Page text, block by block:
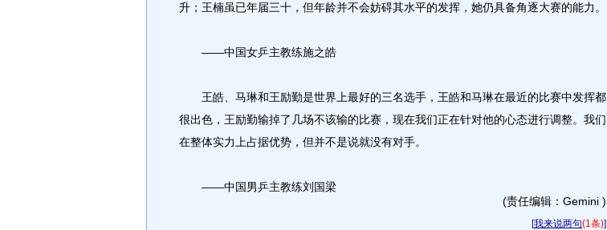
升；王楠虽已年届三十，但年龄并不会妨碍其水平的发挥，她仍具备角逐大赛的能力。
——中国女乒主教练施之皓
王皓、马琳和王励勤是世界上最好的三名选手，王皓和马琳在最近的比赛中发挥都
很出色，王励勤输掉了几场不该输的比赛，现在我们正在针对他的心态进行调整。我们
在整体实力上占据优势，但并不是说就没有对手。
——中国男乒主教练刘国梁
(责任编辑：Gemini )
[我来说两句(1条)]